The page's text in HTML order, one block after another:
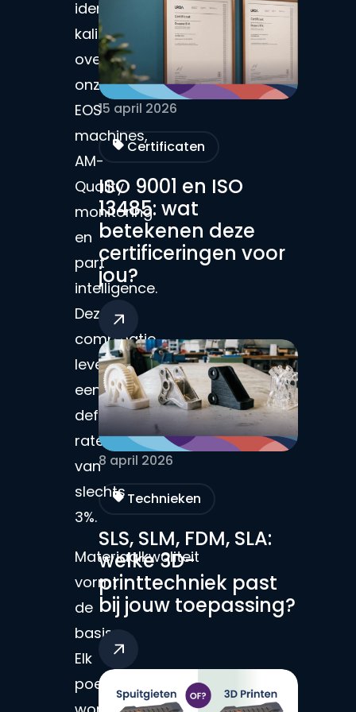
identieke
kalibratie
over
onze
EOS
machines,
AM-
Quality
monitoring
en
part
intelligence.
Deze
combinatie
levert
een
defect
rate
van
slechts
3%.
Materiaalkwaliteit
vormt
de
basis.
Elk
poeder
ISO 9001 en ISO
13485: wat
betekenen deze
certificeringen voor
jou?
15 april 2026
Certificaten
SLS, SLM, FDM, SLA:
welke 3D-
printtechniek past
bij jouw toepassing?
8 april 2026
Technieken